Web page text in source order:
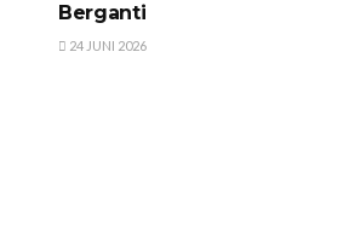
Berganti
24 JUNI 2026